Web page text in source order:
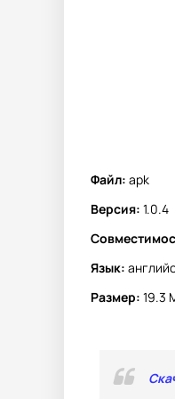
Файл: apk
Версия: 1.0.4
Язык:
Размер: 19.3